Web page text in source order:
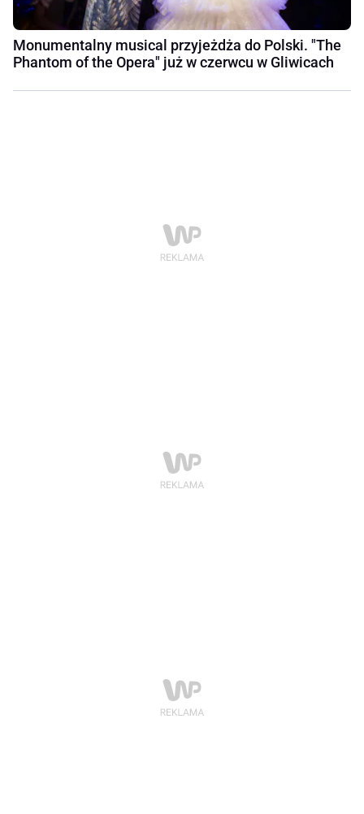
Monumentalny musical przyjeżdża do Polski. "The
Phantom of the Opera" już w czerwcu w Gliwicach